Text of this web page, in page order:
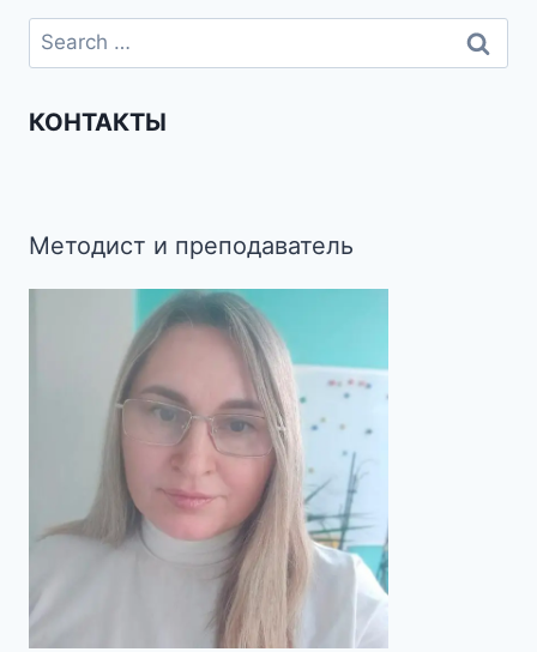
КОНТАКТЫ
Методист и преподаватель